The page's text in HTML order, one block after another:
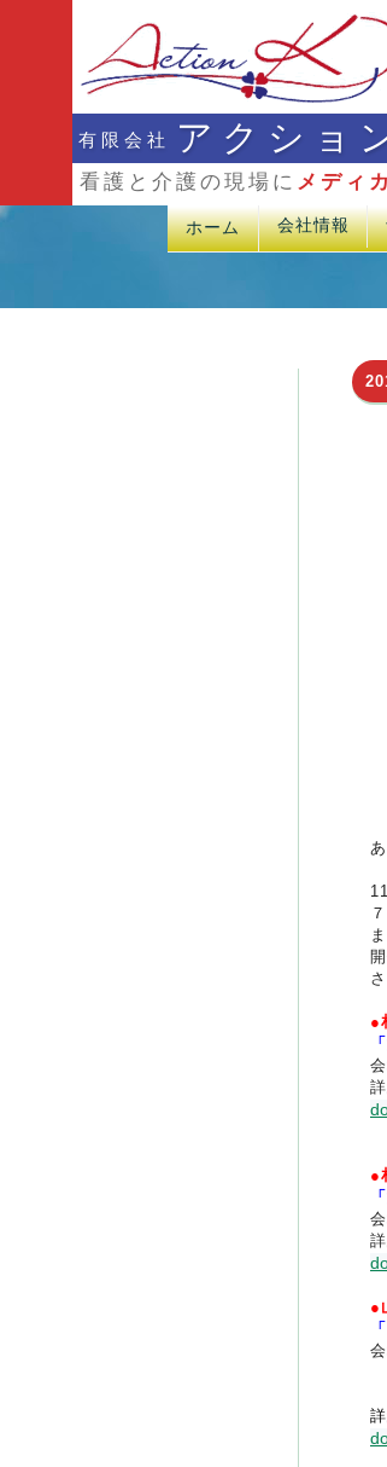
有限会社 アクショ
看護と介護の現場に メディ
ホーム 会社情報
●
●
●